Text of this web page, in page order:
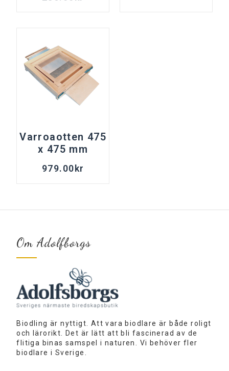
Varroaotten 475
x 475 mm
979.00 kr
Om Adolfborgs
Biodling är nyttigt. Att vara biodlare är både roligt
och lärorikt. Det är lätt att bli fascinerad av de
flitiga binas samspel i naturen. Vi behöver fler
biodlare i Sverige.